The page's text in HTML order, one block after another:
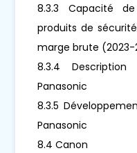
8.3.3 Capacité
produits de
marge brute (2023-
8.3.4
Panasonic
8.3.5
Panasonic
8.4 Canon